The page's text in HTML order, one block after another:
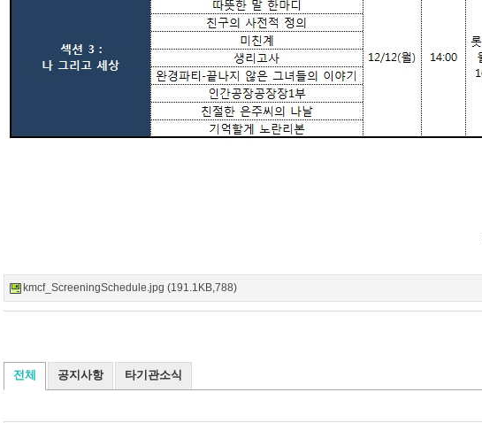
kmcf_ScreeningSchedule.jpg (191.1KB,788)
전체 공지사항 타기관소식